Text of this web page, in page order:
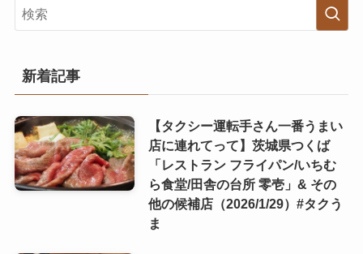
新着記事
【タクシー運転手さん一番うまい
店に連れてって】茨城県つくば
「レストラン フライパン/いちむ
ら食堂/田舎の台所 零壱」& その
他の候補店（2026/1/29）#タクう
ま